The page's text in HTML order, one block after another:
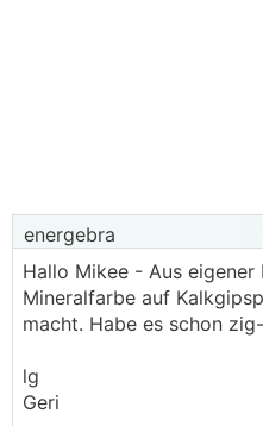
energebra
Hallo Mikee - Aus
Mineralfarbe auf
macht. Habe es schon
lg
Geri